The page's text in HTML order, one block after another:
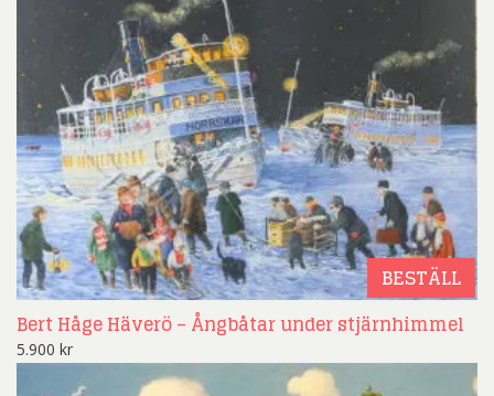
BESTÄLL
Bert Håge Häverö – Ångbåtar under stjärnhimmel
5.900 kr